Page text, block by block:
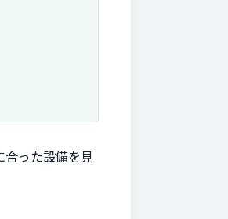
合った設備を見